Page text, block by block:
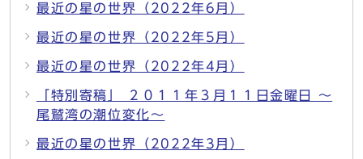
最近の星の世界（2022年6月）
最近の星の世界（2022年5月）
最近の星の世界（2022年4月）
「特別寄稿」 ２０１１年３月１１日金曜日 ～
尾鷲湾の潮位変化～
最近の星の世界（2022年3月）